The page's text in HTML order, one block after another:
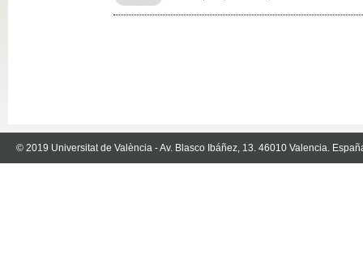
© 2019 Universitat de València - Av. Blasco Ibáñez, 13. 46010 Valencia.